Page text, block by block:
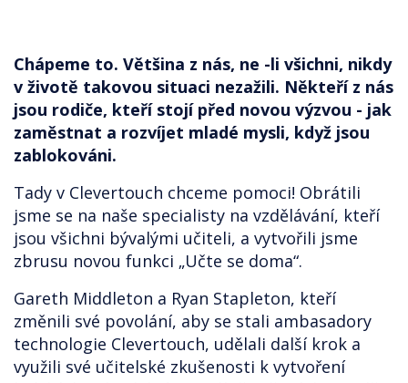
Chápeme to. Většina z nás, ne -li všichni, nikdy
v životě takovou situaci nezažili. Někteří z nás
jsou rodiče, kteří stojí před novou výzvou - jak
zaměstnat a rozvíjet mladé mysli, když jsou
zablokováni.
Tady v Clevertouch chceme pomoci! Obrátili
jsme se na naše specialisty na vzdělávání, kteří
jsou všichni bývalými učiteli, a vytvořili jsme
zbrusu novou funkci „Učte se doma“.
Gareth Middleton a Ryan Stapleton, kteří
změnili své povolání, aby se stali ambasadory
technologie Clevertouch, udělali další krok a
využili své učitelské zkušenosti k vytvoření